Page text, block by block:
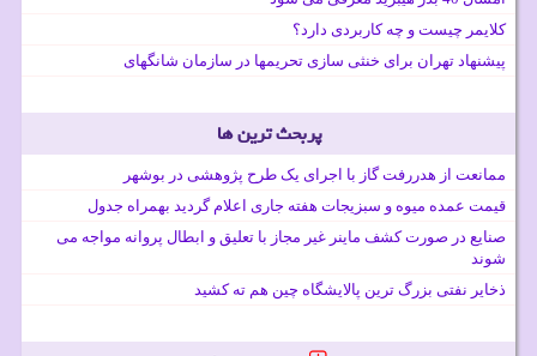
کلایمر چیست و چه کاربردی دارد؟
پیشنهاد تهران برای خنثی سازی تحریمها در سازمان شانگهای
پربحث ترین ها
ممانعت از هدررفت گاز با اجرای یک طرح پژوهشی در بوشهر
قیمت عمده میوه و سبزیجات هفته جاری اعلام گردید بهمراه جدول
صنایع در صورت کشف ماینر غیر مجاز با تعلیق و ابطال پروانه مواجه می
شوند
ذخایر نفتی بزرگ ترین پالایشگاه چین هم ته کشید